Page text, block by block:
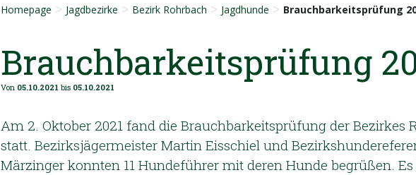
Homepage > Jagdbezirke > Bezirk Rohrbach > Jagdhunde > Brauchbarkeitsprüfung
Brauchbarkeitsprüfung
Von 05.10.2021 bis 05.10.2021
Am 2. Oktober 2021 fand die Brauchbarkeitsprüfung der Bezirkes
statt. Bezirksjägermeister Martin Eisschiel und
Märzinger konnten 11 Hundeführer mit deren Hunde begrüßen. Es